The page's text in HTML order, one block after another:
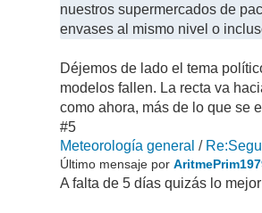
nuestros supermercados de
envases al mismo nivel o
Déjemos de lado el tema
modelos fallen. La recta va
como ahora, más de lo que se
#5
Meteorología general /
Último mensaje por
A falta de 5 días quizás lo